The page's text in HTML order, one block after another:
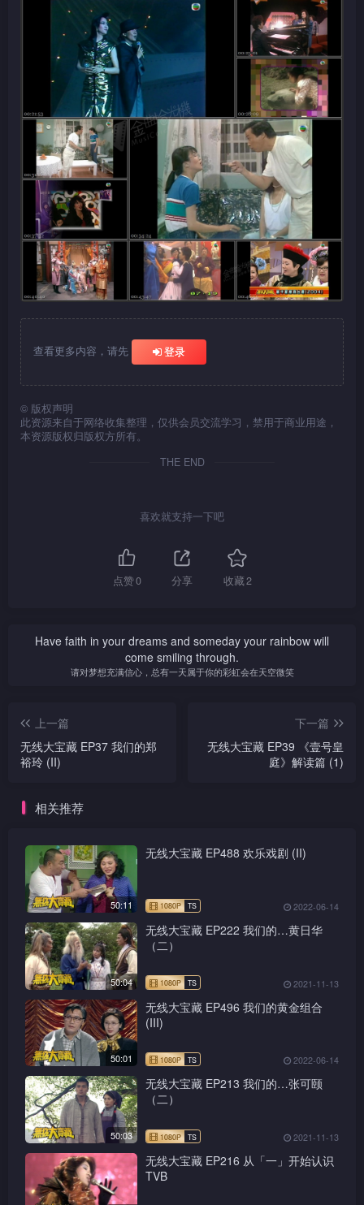
查看更多内容，请先 登录
© 版权声明
此资源来自于网络收集整理，仅供会员交流学习，禁用于商业用途，
本资源版权归版权方所有。
THE END
喜欢就支持一下吧
点赞0 分享 收藏2
Have faith in your dreams and someday your rainbow will
come smiling through.
请对梦想充满信心，总有一天属于你的彩虹会在天空微笑
上一篇
无线大宝藏 EP37 我们的郑
裕玲 (II)
下一篇
无线大宝藏 EP39 《壹号皇
庭》解读篇 (1)
相关推荐
50:11
无线大宝藏 EP488 欢乐戏剧 (II)
2022-06-14
50:04
无线大宝藏 EP222 我们的…黄日华
（二）
2021-11-13
50:01
无线大宝藏 EP496 我们的黄金组合
(III)
2022-06-14
50:03
无线大宝藏 EP213 我们的…张可颐
（二）
2021-11-13
无线大宝藏 EP216 从「一」开始认识
TVB